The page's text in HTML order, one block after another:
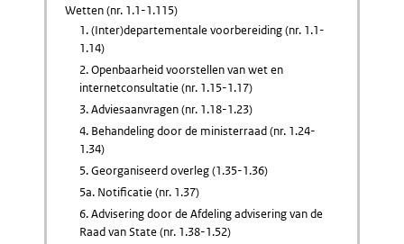
Wetten (nr. 1.1-1.115)
1. (Inter)departementale voorbereiding (nr. 1.1-
1.14)
2. Openbaarheid voorstellen van wet en
internetconsultatie (nr. 1.15-1.17)
3. Adviesaanvragen (nr. 1.18-1.23)
4. Behandeling door de ministerraad (nr. 1.24-
1.34)
5. Georganiseerd overleg (1.35-1.36)
5a. Notificatie (nr. 1.37)
6. Advisering door de Afdeling advisering van de
Raad van State (nr. 1.38-1.52)